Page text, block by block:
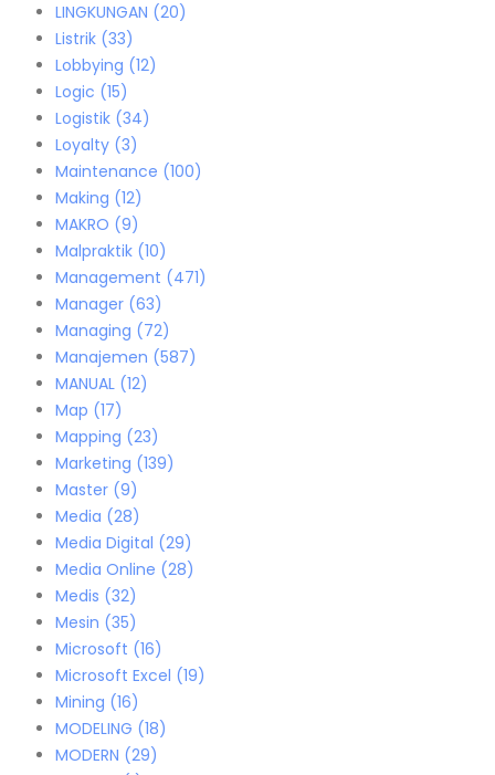
LINGKUNGAN (20)
Listrik (33)
Lobbying (12)
Logic (15)
Logistik (34)
Loyalty (3)
Maintenance (100)
Making (12)
MAKRO (9)
Malpraktik (10)
Management (471)
Manager (63)
Managing (72)
Manajemen (587)
MANUAL (12)
Map (17)
Mapping (23)
Marketing (139)
Master (9)
Media (28)
Media Digital (29)
Media Online (28)
Medis (32)
Mesin (35)
Microsoft (16)
Microsoft Excel (19)
Mining (16)
MODELING (18)
MODERN (29)